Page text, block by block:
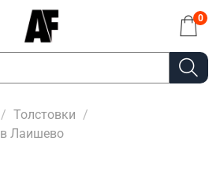
0
Толстовки
Лаишево